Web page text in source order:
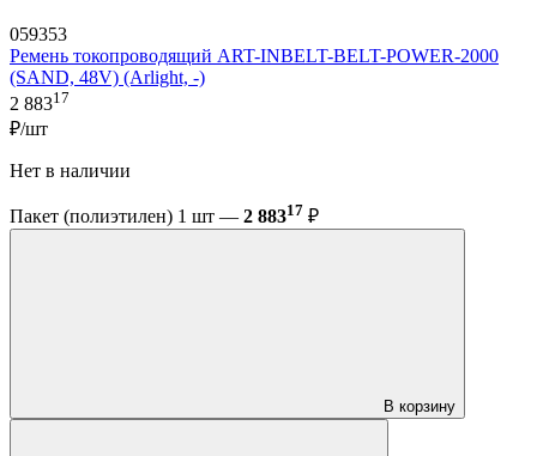
059353
Ремень токопроводящий ART-INBELT-BELT-POWER-2000
(SAND, 48V) (Arlight, -)
2 88317
₽/шт
Нет в наличии
Пакет (полиэтилен) 1 шт — 2 88317 ₽
В корзину